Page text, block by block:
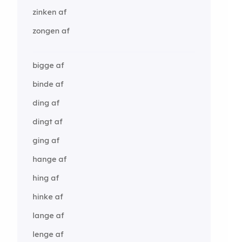
zinken af
zongen af
bigge af
binde af
ding af
dingt af
ging af
hange af
hing af
hinke af
lange af
lenge af